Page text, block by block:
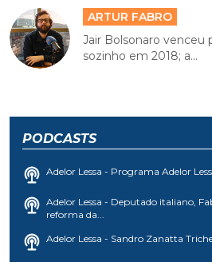
ARTUR FABRO
Jair Bolsonaro venceu
sozinho em 2018; a...
PODCASTS
Adelor Lessa - Programa Adelor
Adelor Lessa - Deputado italiano,
reforma da...
Adelor Lessa - Sandro Zanatta